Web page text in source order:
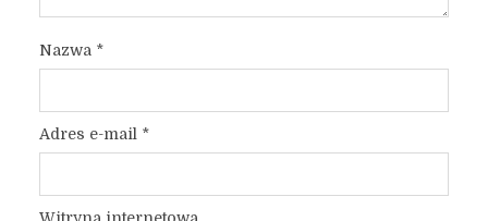
Nazwa *
Adres e-mail *
Witryna internetowa